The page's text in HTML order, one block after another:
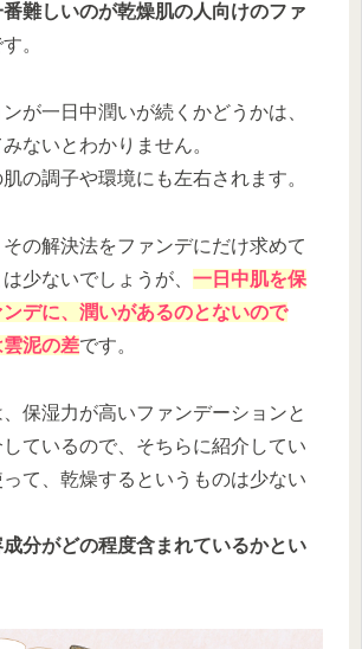
難しいのが乾燥肌の人向けのファ
。
が一日中潤いが続くかどうかは、
ないとわかりません。
の調子や環境にも左右されます。
の解決法をファンデにだけ求めて
少ないでしょうが、 一日中肌を保
デに、潤いがあるのとないので
泥の差です。
保湿力が高いファンデーションと
ているので、そちらに紹介してい
て、乾燥するというものは少ない
分がどの程度含まれているかとい